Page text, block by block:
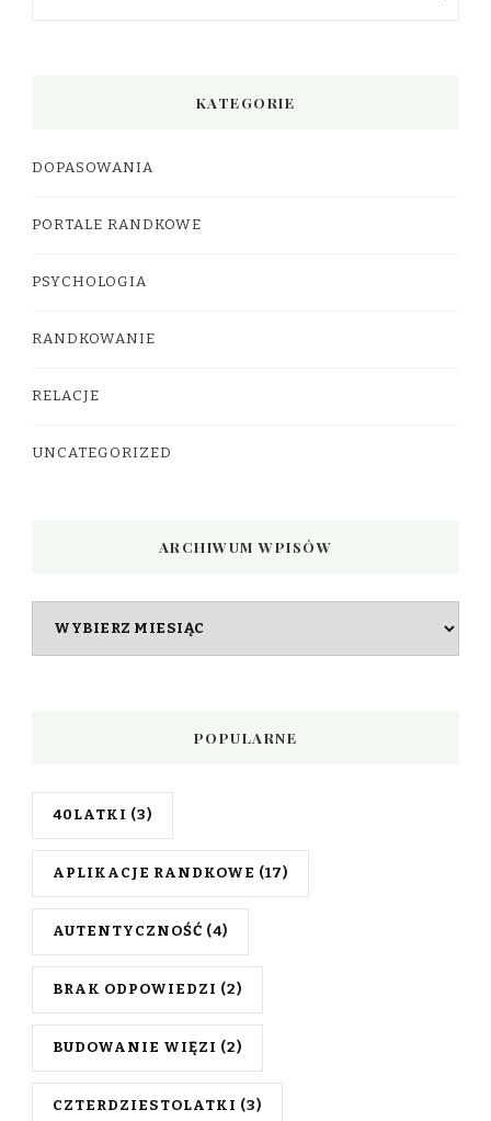
KATEGORIE
DOPASOWANIA
PORTALE RANDKOWE
PSYCHOLOGIA
RANDKOWANIE
RELACJE
UNCATEGORIZED
ARCHIWUM WPISÓW
POPULARNE
40LATKI (3)
APLIKACJE RANDKOWE (17)
AUTENTYCZNOŚĆ (4)
BRAK ODPOWIEDZI (2)
BUDOWANIE WIĘZI (2)
CZTERDZIESTOLATKI (3)